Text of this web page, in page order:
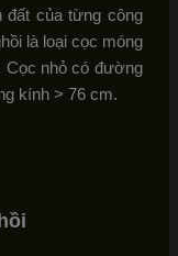
đất của từng công
là loại cọc móng
nhỏ có đường
kính > 76 cm.